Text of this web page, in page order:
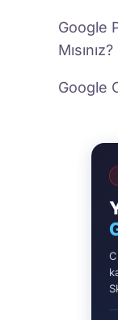
Google
Mısınız?
Google